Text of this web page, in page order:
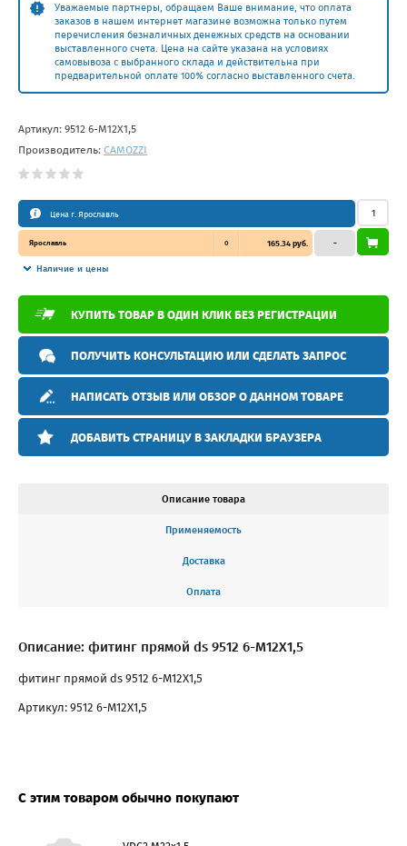
Уважаемые партнеры, обращаем Ваше внимание, что оплата
заказов в нашем интернет магазине возможна только путем
перечисления безналичных денежных средств на основании
выставленного счета. Цена на сайте указана на условиях
самовывоза с выбранного склада и действительна при
предварительной оплате 100% согласно выставленного счета.
Артикул: 9512 6-M12X1,5
Производитель: CAMOZZI
Цена г. Ярославль
Ярославль 0 165.34 руб.
Наличие и цены
–
КУПИТЬ ТОВАР В ОДИН КЛИК БЕЗ РЕГИСТРАЦИИ
ПОЛУЧИТЬ КОНСУЛЬТАЦИЮ ИЛИ СДЕЛАТЬ ЗАПРОС
НАПИСАТЬ ОТЗЫВ ИЛИ ОБЗОР О ДАННОМ ТОВАРЕ
ДОБАВИТЬ СТРАНИЦУ В ЗАКЛАДКИ БРАУЗЕРА
Описание товара
Применяемость
Доставка
Оплата
Описание: фитинг прямой ds 9512 6-M12X1,5
фитинг прямой ds 9512 6-M12X1,5
Артикул: 9512 6-M12X1,5
С этим товаром обычно покупают